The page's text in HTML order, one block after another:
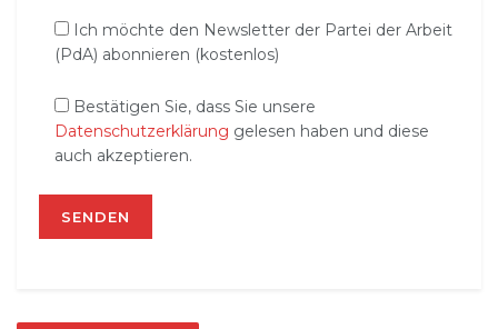
Ich möchte den Newsletter der Partei der Arbeit
(PdA) abonnieren (kostenlos)
Bestätigen Sie, dass Sie unsere
Datenschutzerklärung gelesen haben und diese
auch akzeptieren.